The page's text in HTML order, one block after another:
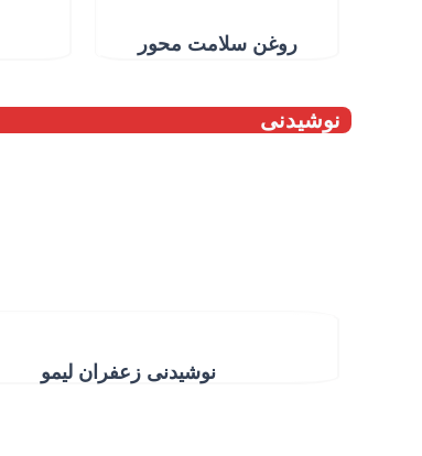
روغن سلامت محور
نوشیدنی
نوشیدنی زعفران لیمو